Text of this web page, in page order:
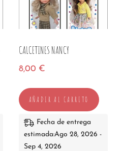
CALCETINES NANCY
8,00 €
AÑADIR AL CARRITO
Fecha de entrega
estimada:Ago 28, 2026 -
Sep 4, 2026